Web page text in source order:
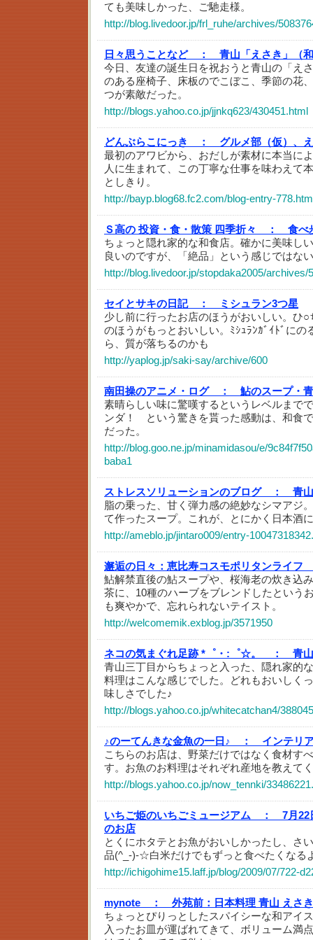
ても美味しかった、ご馳走様。
http://blog.livedoor.jp/frl_ruhe/archives/
日々思うことなど ：
青山「えさき」（
今日、友達の誕生日を祝おうと青山の「え
のある座椅子、床板のでこぼこ、季節の花
つが素敵だった。
http://blogs.yahoo.co.jp/jjnkq623/430451.html
どんぶらこにっき ：
グルメ部（仮）、
最初のアワビから、おだしが素材に本当に
人に生まれて、この丁寧な仕事を味わえて
としきり。
http://bayp.blog68.fc2.com/blog-entry-
Ｓ高の 投資・食・散策 四季折々 ：
食べ
ちょっと隠れ家的な和食店。確かに美味し
良いのですが、「絶品」という感じではな
http://blog.livedoor.jp/stopdaka2005/archives/
セイとサキの日記 ：
ミシュラン3つ星
少し前に行ったお店のほうがおいしい。
のほうがもっとおいしい。ﾐｼｭﾗﾝｶﾞｲﾄﾞにの
ら、質が落ちるのかも
http://yaplog.jp/saki-say/archive/600
南田操のアニメ・ログ ：
鮎のスープ・
素晴らしい味に驚嘆するというレベルまで
ンダ！ という驚きを貰った感動は、和食
だった。
http://blog.goo.ne.jp/minamidasou/e/
baba1
ストレスソリューションのブログ ：
青
脂の乗った、甘く弾力感の絶妙なシマアジ
て作ったスープ。これが、とにかく日本酒
http://ameblo.jp/jintaro009/entry-
邂逅の日々：恵比寿コスモポリタンライフ
鮎解禁直後の鮎スープや、桜海老の炊き込
茶に、10種のハーブをブレンドしたという
も爽やかで、忘れられないテイスト。
http://welcomemik.exblog.jp/3571950
ネコの気まぐれ足跡 *゜・:゜☆。 ：
青
青山三丁目からちょっと入った、隠れ家的
料理はこんな感じでした。どれもおいしく
味しさでした♪
http://blogs.yahoo.co.jp/whitecatchan4/
♪のーてんきな金魚の一日♪ ：
インテリ
こちらのお店は、野菜だけではなく食材す
す。お魚のお料理はそれぞれ産地を教えて
http://blogs.yahoo.co.jp/now_tennki/
いちご姫のいちごミュージアム ：
7月22
のお店
とくにホタテとお魚がおいしかったし、さ
品(^_-)-☆白米だけでもずっと食べたくなる
http://ichigohime15.laff.jp/blog/2009/07/722-
mynote ：
外苑前：日本料理 青山 えさき
ちょっとぴりっとしたスパイシーな和アイ
入ったお皿が運ばれてきて、ボリューム満